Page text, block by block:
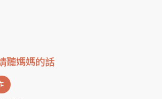
聽媽媽的話